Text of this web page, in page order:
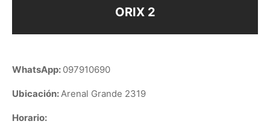
ORIX 2
WhatsApp: 097910690
Ubicación:Arenal Grande 2319
Horario: